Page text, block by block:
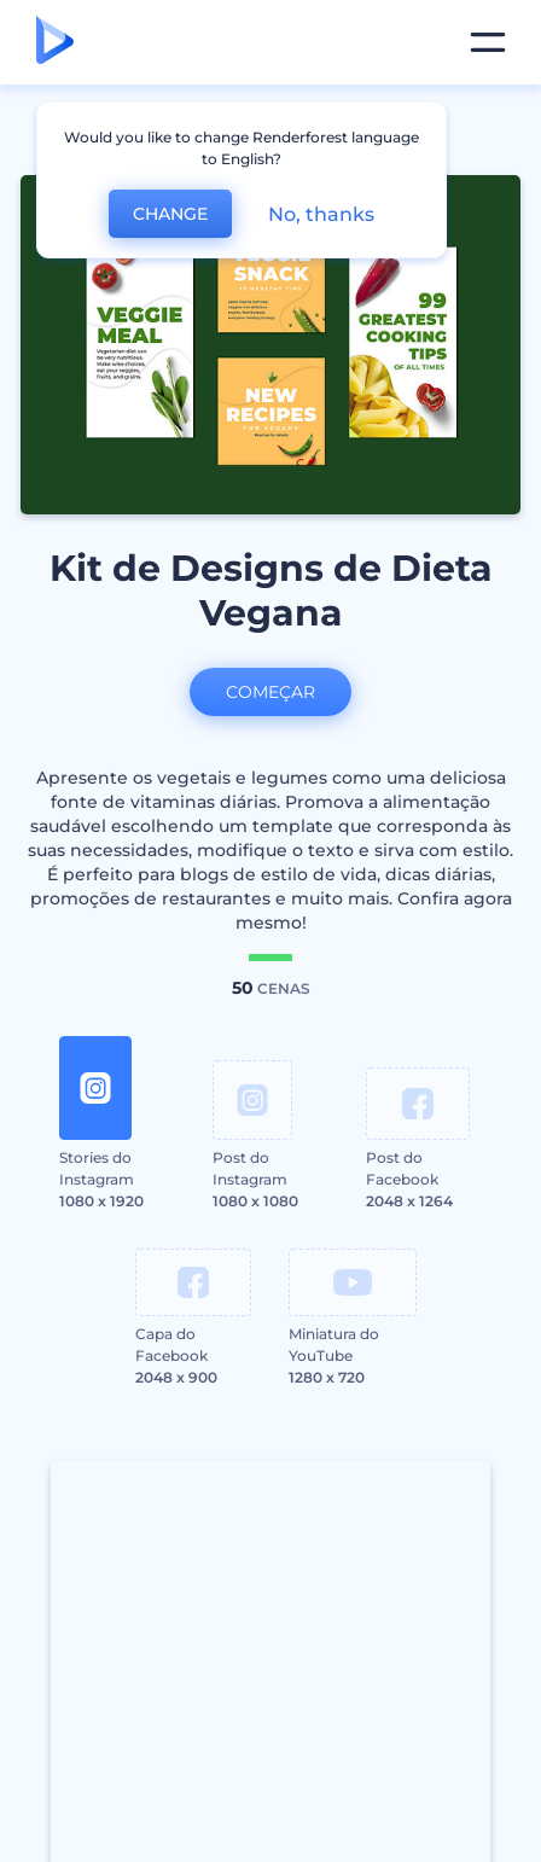
Kit de Designs de Dieta
Vegana
Apresente os vegetais e legumes como uma deliciosa
fonte de vitaminas diárias. Promova a alimentação
saudável escolhendo um template que corresponda às
suas necessidades, modifique o texto e sirva com estilo.
É perfeito para blogs de estilo de vida, dicas diárias,
promoções de restaurantes e muito mais. Confira agora
mesmo!
50 CENAS
Stories do
Instagram
1080 x 1920
Post do
Instagram
1080 x 1080
Post do
Facebook
2048 x 1264
Capa do
Facebook
2048 x 900
Miniatura do
YouTube
1280 x 720
COMEÇAR
Would you like to change Renderforest language
to English?
CHANGE No, thanks